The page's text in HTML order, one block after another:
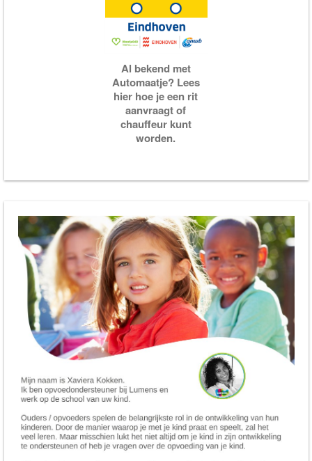
Al bekend met
Automaatje? Lees
hier hoe je een rit
aanvraagt of
chauffeur kunt
worden.